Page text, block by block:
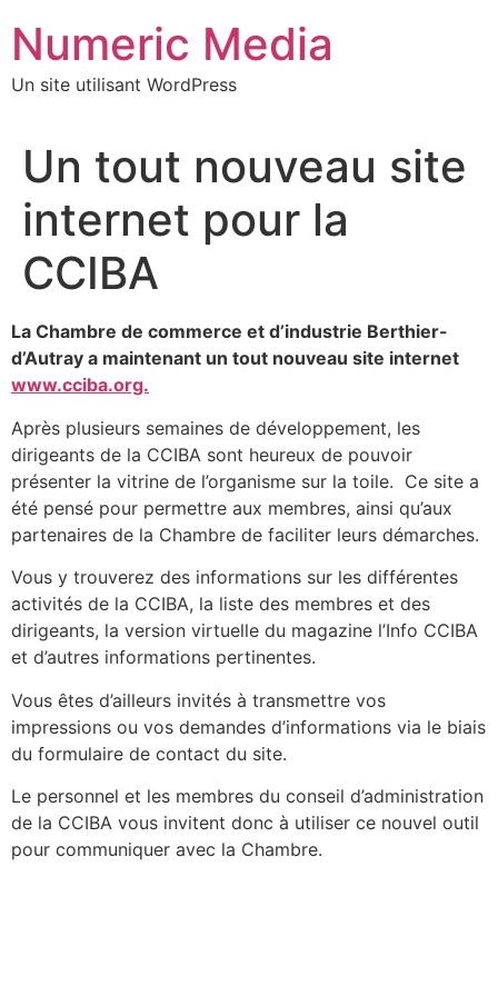
contenu
Numeric Media
Un site utilisant WordPress
Un tout nouveau site
internet pour la
CCIBA
La Chambre de commerce et d’industrie Berthier-
d’Autray a maintenant un tout nouveau site internet
www.cciba.org.
Après plusieurs semaines de développement, les
dirigeants de la CCIBA sont heureux de pouvoir
présenter la vitrine de l’organisme sur la toile. Ce site a
été pensé pour permettre aux membres, ainsi qu’aux
partenaires de la Chambre de faciliter leurs démarches.
Vous y trouverez des informations sur les différentes
activités de la CCIBA, la liste des membres et des
dirigeants, la version virtuelle du magazine l’Info CCIBA
et d’autres informations pertinentes.
Vous êtes d’ailleurs invités à transmettre vos
impressions ou vos demandes d’informations via le biais
du formulaire de contact du site.
Le personnel et les membres du conseil d’administration
de la CCIBA vous invitent donc à utiliser ce nouvel outil
pour communiquer avec la Chambre.